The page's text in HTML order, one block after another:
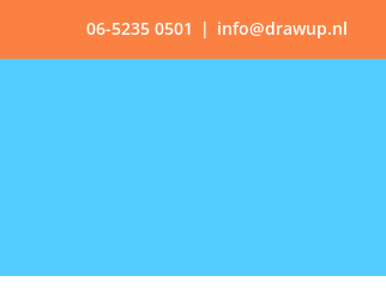
06-5235 0501 | info@drawup.nl